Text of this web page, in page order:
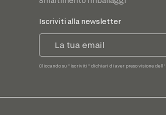
Iscriviti alla newsletter
Cliccando su "Iscriviti" dichiari di aver preso visione dell'